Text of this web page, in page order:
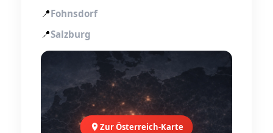
📍Fohnsdorf
📍Salzburg
Zur Österreich-Karte